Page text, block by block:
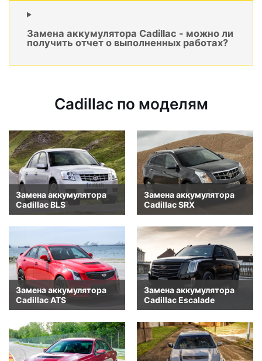
Замена аккумулятора Cadillac - можно ли
получить отчет о выполненных работах?
Cadillac по моделям
Замена аккумулятора
Cadillac BLS
Замена аккумулятора
Cadillac SRX
Замена аккумулятора
Cadillac ATS
Замена аккумулятора
Cadillac Escalade